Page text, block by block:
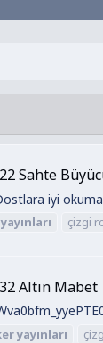
Sahte
iyi
yayınları çizgi
Altın Mabet
yayınları